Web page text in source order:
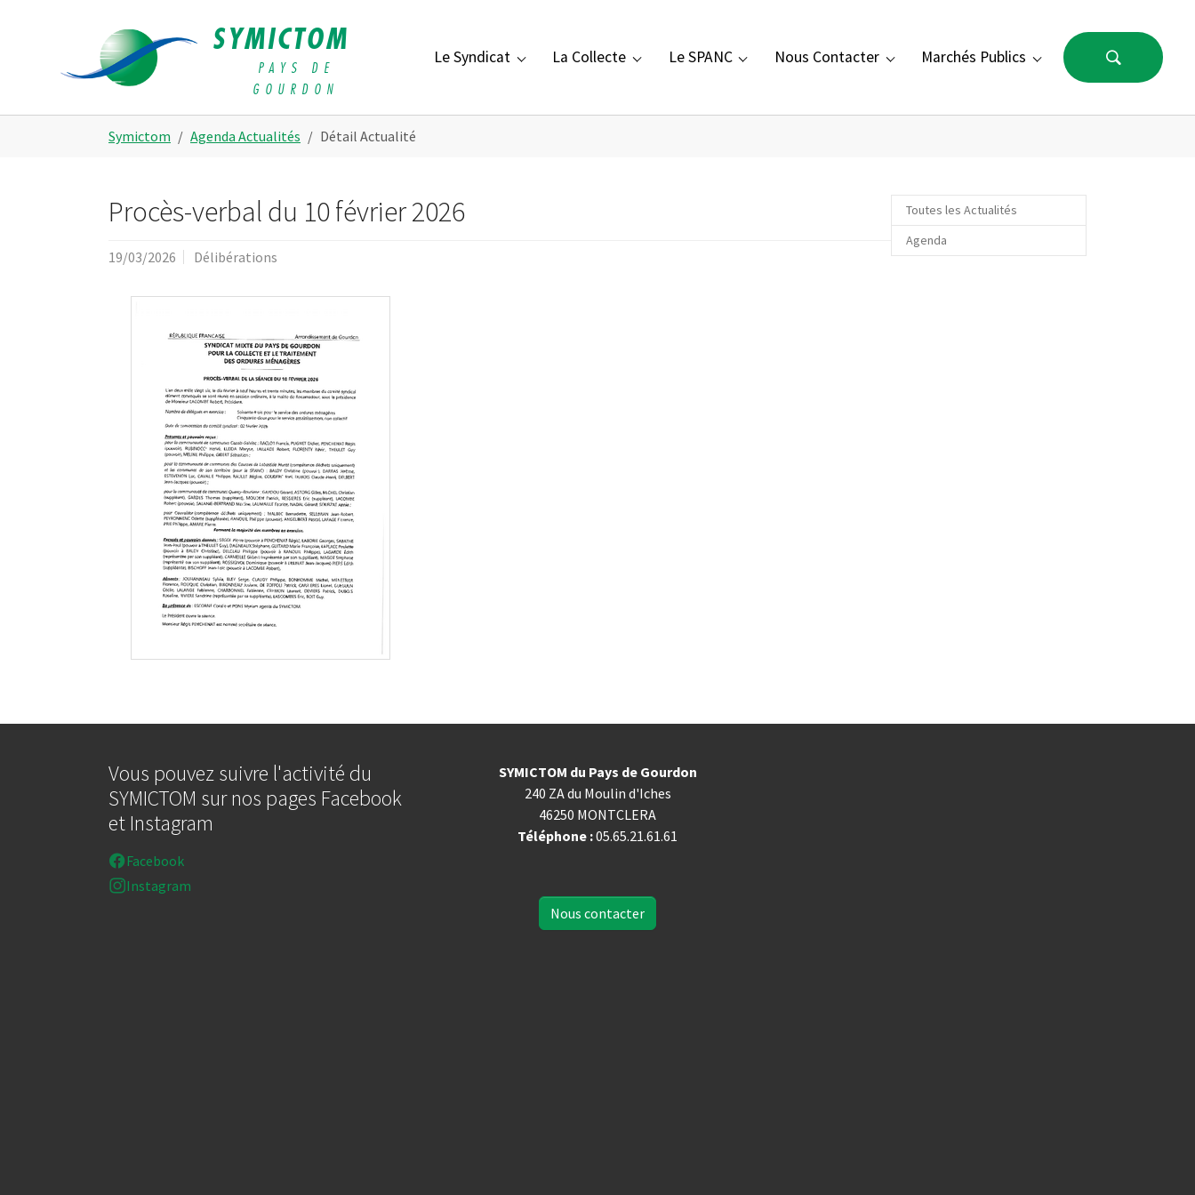
SYMICTOM
PAYS DE
GOURDON
Le Syndicat
Submenu for "Le Syndicat"
La Collecte
Submenu for "La Collecte"
Le SPANC
Submenu for "Le SPANC"Nous Contacter
Submenu for "Nous Contacter"Marchés Publics
Submenu for "Marchés Publics"
Symictom Agenda Actualités Détail Actualité
Procès-verbal du 10 février 2026
19/03/2026 Délibérations
Toutes les Actualités
Agenda
Vous pouvez suivre l'activité du
SYMICTOM sur nos pages Facebook
et Instagram
Facebook
Instagram
SYMICTOM du Pays de Gourdon
240 ZA du Moulin d'Iches
46250 MONTCLERA
Téléphone :05.65.21.61.61
Nous contacter